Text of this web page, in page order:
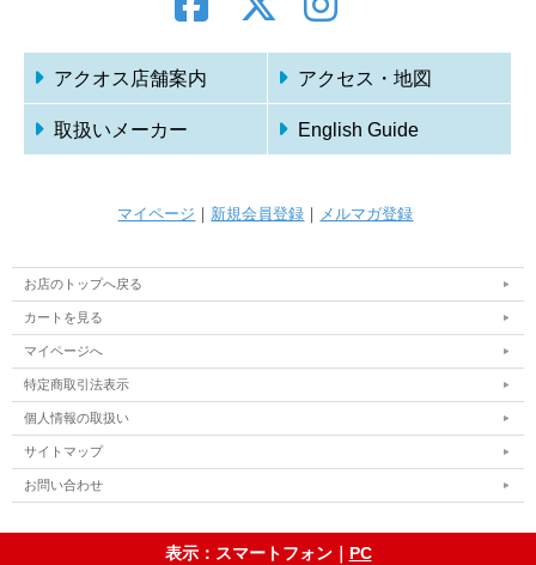
アクオス店舗案内 アクセス・地図
取扱いメーカー English Guide
マイページ ｜ 新規会員登録 ｜ メルマガ登録
お店のトップへ戻る
カートを見る
マイページへ
特定商取引法表示
個人情報の取扱い
サイトマップ
お問い合わせ
表示：スマートフォン｜ PC